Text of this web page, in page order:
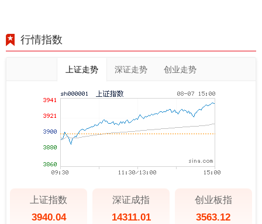
行情指数
上证走势 深证走势 创业走势
上证指数
3940.04
深证成指
14311.01
创业板指
3563.12